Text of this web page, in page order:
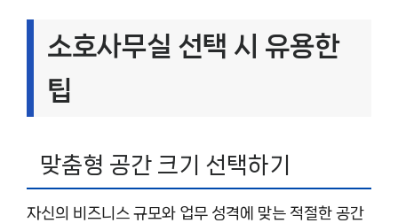
소호사무실 선택 시 유용한
팁
맞춤형 공간 크기 선택하기
자신의 비즈니스 규모와 업무 성격에 맞는 적절한 공간